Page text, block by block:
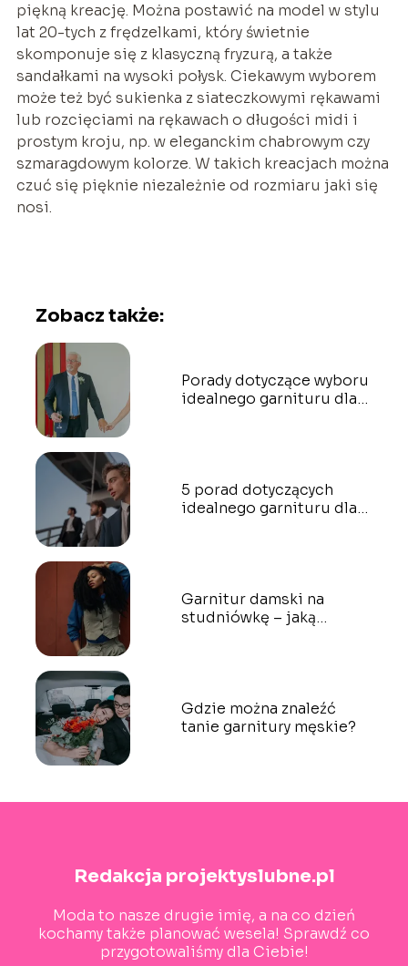
piękną kreację. Można postawić na model w stylu
lat 20-tych z frędzelkami, który świetnie
skomponuje się z klasyczną fryzurą, a także
sandałkami na wysoki połysk. Ciekawym wyborem
może też być sukienka z siateczkowymi rękawami
lub rozcięciami na rękawach o długości midi i
prostym kroju, np. w eleganckim chabrowym czy
szmaragdowym kolorze. W takich kreacjach można
czuć się pięknie niezależnie od rozmiaru jaki się
nosi.
Zobacz także:
Porady dotyczące wyboru
idealnego garnituru dla
5 porad dotyczących
idealnego garnituru dla
Garnitur damski na
studniówkę – jaką
Gdzie można znaleźć
tanie garnitury męskie?
Redakcja projektyslubne.pl
Moda to nasze drugie imię, a na co dzień
kochamy także planować wesela! Sprawdź co
przygotowaliśmy dla Ciebie!